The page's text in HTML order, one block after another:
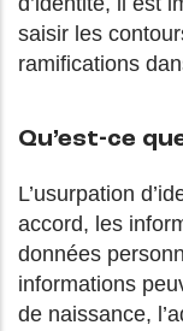
saisir les
ramifications
Qu’est-ce
L’usurpation
accord, les
données
informations
de naissance,